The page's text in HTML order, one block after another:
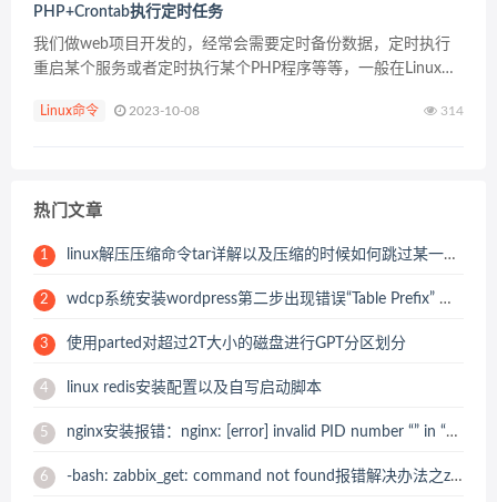
PHP+Crontab执行定时任务
我们做web项目开发的，经常会需要定时备份数据，定时执行
重启某个服务或者定时执行某个PHP程序等等，一般在Linux下
Linux下使用Crontab基础知识...
Linux命令 2023-10-08 314
热门文章
1 linux解压压缩命令tar详解以及压缩的时候如何跳过某一个压缩目录或文件
2 wdcp系统安装wordpress第二步出现错误“Table Prefix” must not be empty
3 使用parted对超过2T大小的磁盘进行GPT分区划分
4 linux redis安装配置以及自写启动脚本
5 nginx安装报错：nginx: [error] invalid PID number “” in “/usr/local/nginx/logs/nginx.pid” 解决办法
6 -bash: zabbix_get: command not found报错解决办法之zabbix_get 安装